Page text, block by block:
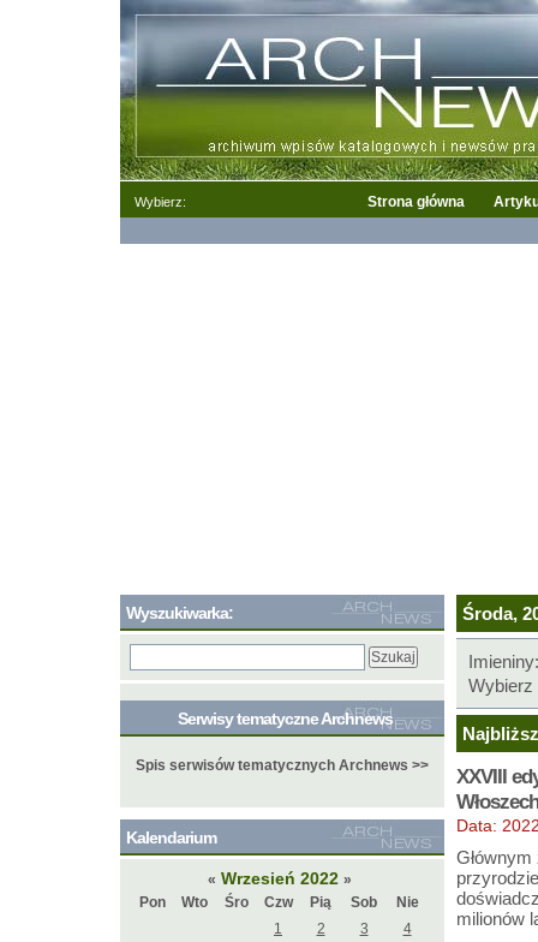
Wybierz: Strona główna
Środa,
Wybierz
XXVIII
Włoszech
Data:
milionów
Wyszukiwarka:
Serwisy tematyczne Archnews
Spis serwisów tematycznych Archnews >>
Kalendarium
« Wrzesień 2022 »
Pon
Wto Śro Czw Pią Sob
Nie
1
2 3
4